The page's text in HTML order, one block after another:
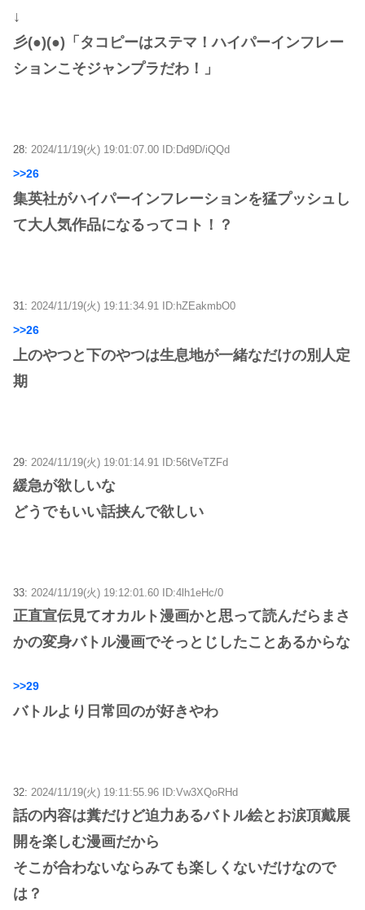
↓
彡(●)(●)「タコピーはステマ！ハイパーインフレー
ションこそジャンプラだわ！」
28: 2024/11/19(火) 19:01:07.00 ID:Dd9D/iQQd
>>26
集英社がハイパーインフレーションを猛プッシュし
て大人気作品になるってコト！？
31: 2024/11/19(火) 19:11:34.91 ID:hZEakmbO0
>>26
上のやつと下のやつは生息地が一緒なだけの別人定
期
29: 2024/11/19(火) 19:01:14.91 ID:56tVeTZFd
緩急が欲しいな
どうでもいい話挟んで欲しい
33: 2024/11/19(火) 19:12:01.60 ID:4lh1eHc/0
正直宣伝見てオカルト漫画かと思って読んだらまさ
かの変身バトル漫画でそっとじしたことあるからな
>>29
バトルより日常回のが好きやわ
32: 2024/11/19(火) 19:11:55.96 ID:Vw3XQoRHd
話の内容は糞だけど迫力あるバトル絵とお涙頂戴展
開を楽しむ漫画だから
そこが合わないならみても楽しくないだけなので
は？